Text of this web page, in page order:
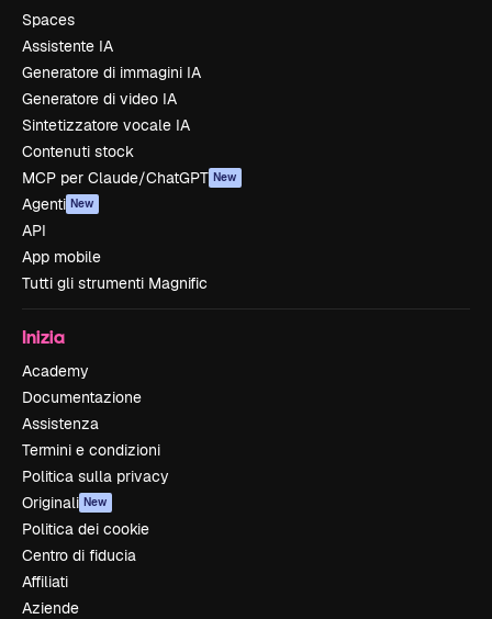
Spaces
Assistente IA
Generatore di immagini IA
Generatore di video IA
Sintetizzatore vocale IA
Contenuti stock
MCP per Claude/ChatGPT New
Agenti New
API
App mobile
Tutti gli strumenti Magnific
Inizia
Academy
Documentazione
Assistenza
Termini e condizioni
Politica sulla privacy
Originali New
Politica dei cookie
Centro di fiducia
Affiliati
Aziende